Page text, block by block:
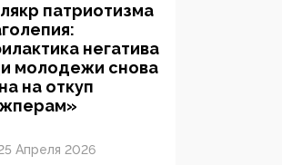
патриотизма
негатива
молодежи снова
на откуп
Апреля 2026